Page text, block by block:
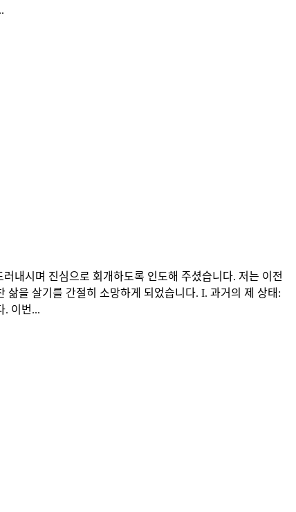
내시며 진심으로 회개하도록 인도해 주셨습니다. 저는 이전
을 살기를 간절히 소망하게 되었습니다. I. 과거의 제 상태:
. 이번...